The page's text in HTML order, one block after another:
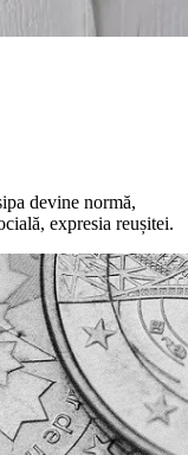
devine normă,
expresia reușitei.